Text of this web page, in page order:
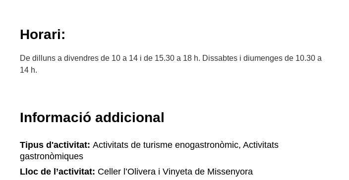
Horari:
De dilluns a divendres de 10 a 14 i de 15.30 a 18 h. Dissabtes i diumenges de 10.30 a
14 h.
Informació addicional
Tipus d'activitat: Activitats de turisme enogastronòmic, Activitats
gastronòmiques
Lloc de l’activitat: Celler l’Olivera i Vinyeta de Missenyora